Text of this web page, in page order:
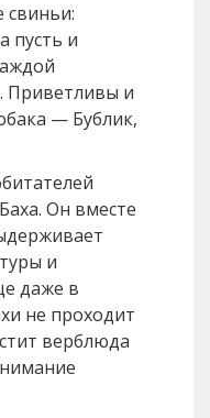
пусть и
Приветливы и
— Бублик,
Он вместе
и
даже в
не проходит
верблюда